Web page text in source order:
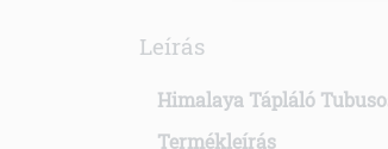
Leírás
Himalaya Tápláló
Termékleírás